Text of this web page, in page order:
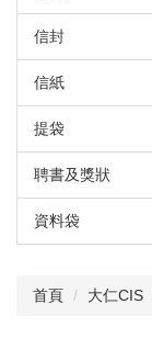
信封
信紙
提袋
聘書及獎狀
資料袋
首頁 大仁CIS